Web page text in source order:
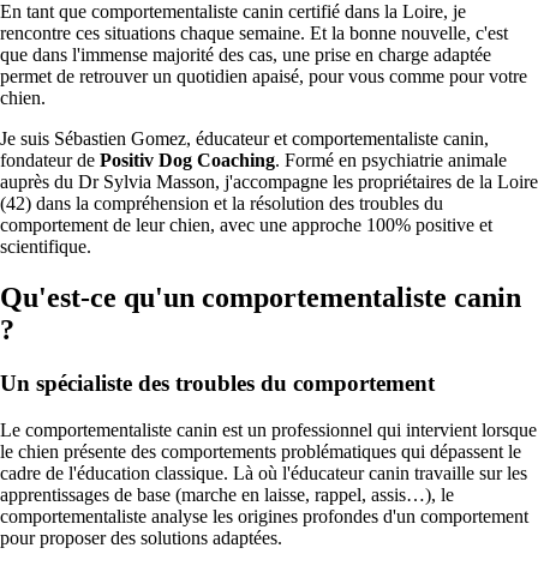
En tant que comportementaliste canin certifié dans la Loire, je
rencontre ces situations chaque semaine. Et la bonne nouvelle, c'est
que dans l'immense majorité des cas, une prise en charge adaptée
permet de retrouver un quotidien apaisé, pour vous comme pour votre
chien.
Je suis Sébastien Gomez, éducateur et comportementaliste canin,
fondateur de Positiv Dog Coaching. Formé en psychiatrie animale
auprès du Dr Sylvia Masson, j'accompagne les propriétaires de la Loire
(42) dans la compréhension et la résolution des troubles du
comportement de leur chien, avec une approche 100% positive et
scientifique.
Qu'est-ce qu'un comportementaliste canin
?
Un spécialiste des troubles du comportement
Le comportementaliste canin est un professionnel qui intervient lorsque
le chien présente des comportements problématiques qui dépassent le
cadre de l'éducation classique. Là où l'éducateur canin travaille sur les
apprentissages de base (marche en laisse, rappel, assis…), le
comportementaliste analyse les origines profondes d'un comportement
pour proposer des solutions adaptées.